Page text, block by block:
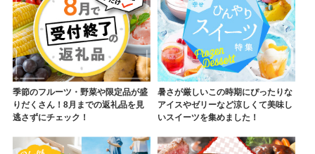
季節のフルーツ・野菜や限定品が盛
りだくさん！8月までの返礼品を見
逃さずにチェック！
暑さが厳しいこの時期にぴったりな
アイスやゼリーなど涼しくて美味し
いスイーツを集めました！